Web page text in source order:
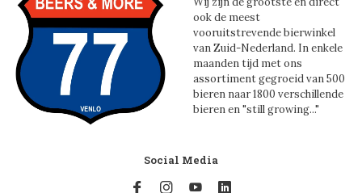
ook de meest
vooruitstrevende bierwinkel
van Zuid-Nederland. In enkele
maanden tijd met ons
assortiment gegroeid van 500
bieren naar 1800 verschillende
bieren en "still growing..."
Social Media